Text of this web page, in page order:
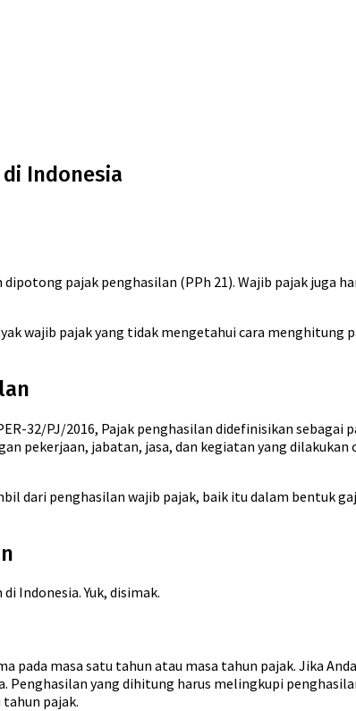
Indonesia
pajak penghasilan (PPh 21). Wajib pajak juga
wajib pajak yang tidak mengetahui cara menghitung
32/PJ/2016, Pajak penghasilan didefinisikan sebagai
pekerjaan, jabatan, jasa, dan kegiatan yang
dari penghasilan wajib pajak, baik itu dalam bentuk
Indonesia. Yuk, disimak.
pada masa satu tahun atau masa tahun pajak. Jika
Penghasilan yang dihitung harus melingkupi
pajak.